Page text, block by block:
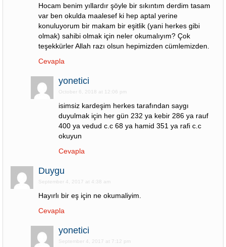
Hocam benim yıllardır şöyle bir sıkıntım derdim tasam
var ben okulda maalesef ki hep aptal yerine
konuluyorum bir makam bir eşitlik (yani herkes gibi
olmak) sahibi olmak için neler okumalıyım? Çok
teşekkürler Allah razı olsun hepimizden cümlemizden.
Cevapla
yonetici
October 6, 2018 at 12:06 pm
isimsiz kardeşim herkes tarafından saygı
duyulmak için her gün 232 ya kebir 286 ya rauf
400 ya vedud c.c 68 ya hamid 351 ya rafi c.c
okuyun
Cevapla
Duygu
September 4, 2017 at 4:38 am
Hayırlı bir eş için ne okumaliyim.
Cevapla
yonetici
September 4, 2017 at 7:12 pm